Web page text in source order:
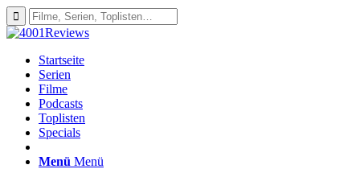
Startseite
Serien
Filme
Podcasts
Toplisten
Specials
Menü Menü